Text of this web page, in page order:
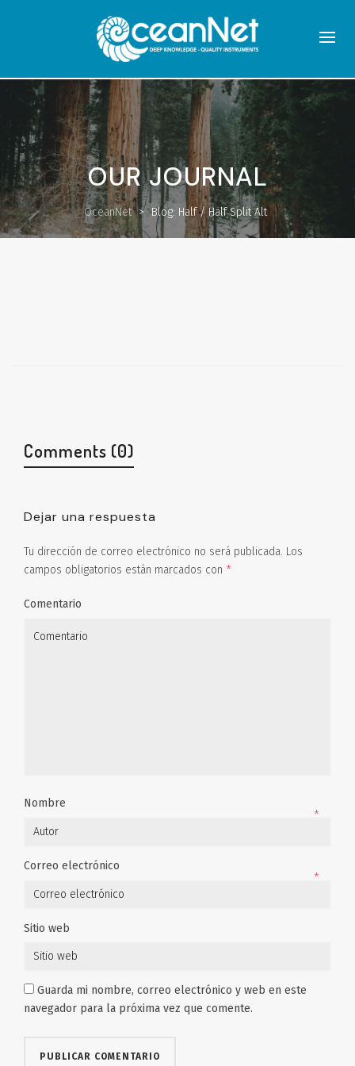
OUR JOURNAL
OceanNet > Blog: Half / Half Split Alt
Comments (0)
Dejar una respuesta
Tu dirección de correo electrónico no será publicada. Los
campos obligatorios están marcados con *
Comentario
Nombre
*
Correo electrónico
*
Sitio web
Guarda mi nombre, correo electrónico y web en este
navegador para la próxima vez que comente.